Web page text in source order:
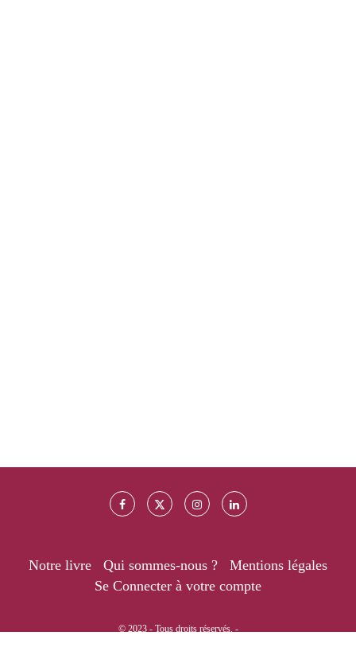
Notre livre Qui sommes-nous ?
Mentions légales
Se Connecter à votre compte
© 2023 - Tous droits réservés. -